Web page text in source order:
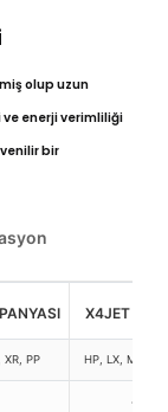
olup uzun
enerji verimliliği
bir
X4JET
XR, PP HP, LX, MX,
4